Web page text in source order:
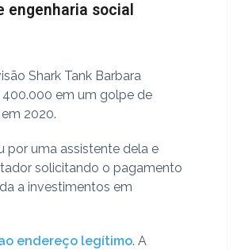
engenharia social
Shark Tank Barbara
400.000 em um golpe de
2020.
por uma assistente dela e
solicitando o pagamento
a investimentos em
endereço legítimo. A